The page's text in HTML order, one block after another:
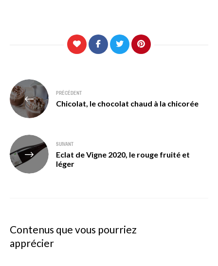
Navigation
de
l’article
PRÉCÉDENT
Chicolat, le chocolat chaud à la chicorée
SUIVANT
Eclat de Vigne 2020, le rouge fruité et
léger
Contenus que vous pourriez
apprécier